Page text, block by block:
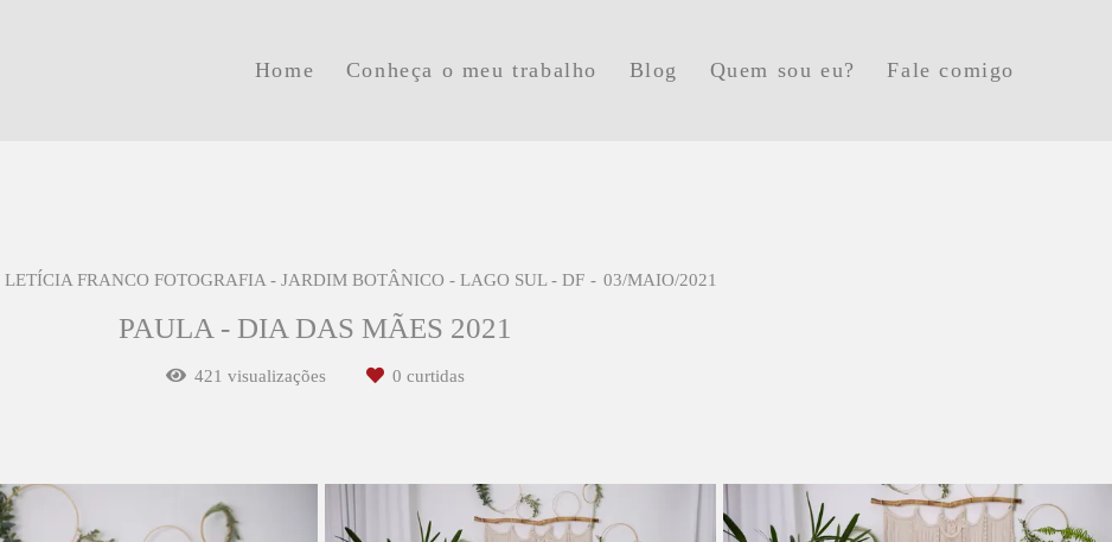
Home Conheça o meu trabalho Blog Quem sou eu? Fale comigo
LETÍCIA FRANCO FOTOGRAFIA - JARDIM BOTÂNICO - LAGO SUL - DF 03/MAIO/2021
PAULA - DIA DAS MÃES 2021
421 visualizações 0 curtidas